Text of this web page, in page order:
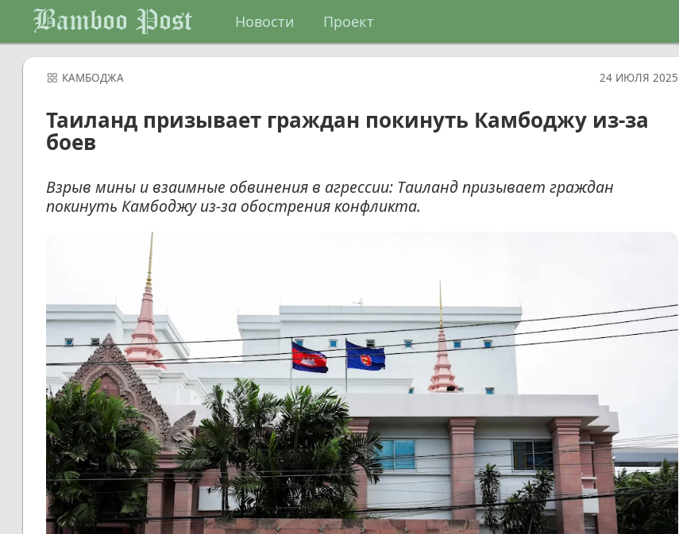
Bamboo Post Новости Проект
КАМБОДЖА 24 ИЮЛЯ 2025
Таиланд призывает граждан покинуть Камбоджу из-за
боев
Взрыв мины и взаимные обвинения в агрессии: Таиланд призывает граждан
покинуть Камбоджу из-за обострения конфликта.